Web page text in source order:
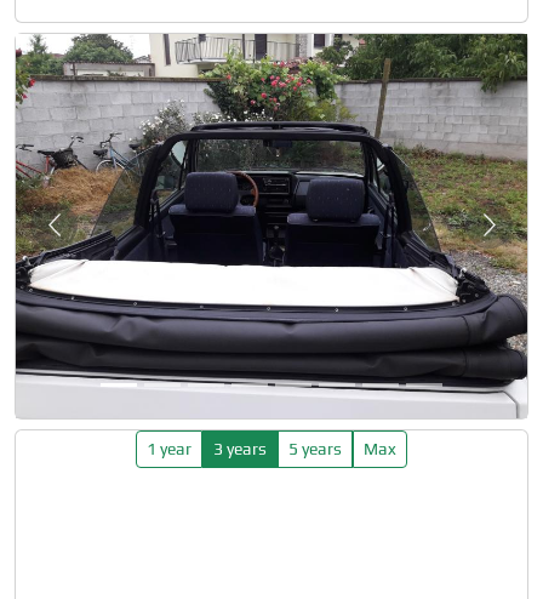
Slide 1 of 8
Previous Next
1 year 3 years 5 years Max